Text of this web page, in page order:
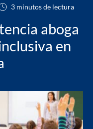
3 minutos de lectura
aboga
en